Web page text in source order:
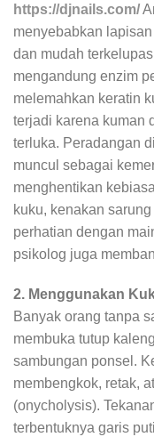
https://djnails.com/
menyebabkan
dan mudah
mengandung enzim
melemahkan keratin
terjadi karena kuman
terluka. Peradangan
muncul sebagai
menghentikan
kuku, kenakan
perhatian dengan
psikolog juga
2. Menggunakan
Banyak orang tanpa
membuka tutup
sambungan ponsel.
membengkok, retak,
(onycholysis).
terbentuknya garis